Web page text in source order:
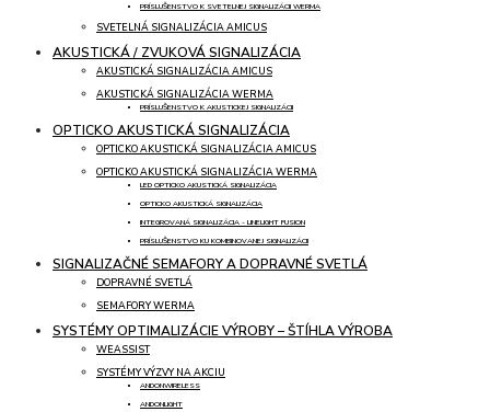
PRÍSLUŠENSTVO K SVETELNEJ SIGNALIZÁCII WERMA
SVETELNÁ SIGNALIZÁCIA AMICUS
AKUSTICKÁ / ZVUKOVÁ SIGNALIZÁCIA
AKUSTICKÁ SIGNALIZÁCIA AMICUS
AKUSTICKÁ SIGNALIZÁCIA WERMA
PRÍSLUŠENSTVO K AKUSTICKEJ SIGNALIZÁCII
OPTICKO AKUSTICKÁ SIGNALIZÁCIA
OPTICKO AKUSTICKÁ SIGNALIZÁCIA AMICUS
OPTICKO AKUSTICKÁ SIGNALIZÁCIA WERMA
LED OPTICKO AKUSTICKÁ SIGNALIZÁCIA
OPTICKO AKUSTICKÁ SIGNALIZÁCIA
INTEGROVANÁ SIGNALIZÁCIA - LINELIGHT FUSION
PRÍSLUŠENSTVO KU KOMBINOVANEJ SIGNALIZÁCII
SIGNALIZAČNÉ SEMAFORY A DOPRAVNÉ SVETLÁ
DOPRAVNÉ SVETLÁ
SEMAFORY WERMA
SYSTÉMY OPTIMALIZÁCIE VÝROBY – ŠTÍHLA VÝROBA
WEASSIST
SYSTÉMY VÝZVY NA AKCIU
ANDONWIRELESS
ANDONLIGHT